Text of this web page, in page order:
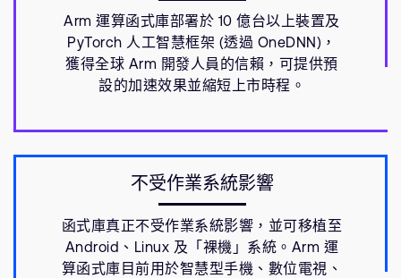
Arm 運算函式庫部署於 10 億台以上裝置及
PyTorch 人工智慧框架 (透過 OneDNN)，
獲得全球 Arm 開發人員的信賴，可提供預
設的加速效果並縮短上市時程。
不受作業系統影響
函式庫真正不受作業系統影響，並可移植至
Android、Linux 及「裸機」系統。Arm 運
算函式庫目前用於智慧型手機、數位電視、